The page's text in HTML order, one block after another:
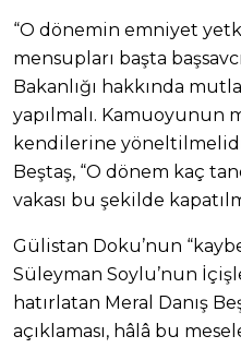
“O dönemin emniyet
mensupları başta
Bakanlığı hakkında
yapılmalı. Kamuoyunun
kendilerine
Beştaş, “O dönem kaç
vakası bu şekilde
Gülistan Doku’nun
Süleyman Soylu’nun
hatırlatan Meral Danış
açıklaması, hâlâ bu